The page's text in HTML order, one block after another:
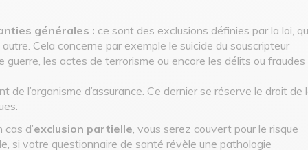
générales : ce sont des exclusions définies par la loi,
Cela concerne par exemple le suicide du souscripteur
les actes de terrorisme ou encore les délits ou fraudes
de l’organisme d’assurance. Ce dernier se réserve le droit de
cas d’exclusion partielle , vous serez couvert pour le risque
si votre questionnaire de santé révèle une pathologie